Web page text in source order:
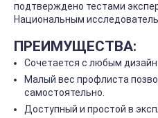
подтверждено тестами
Национальным
ПРЕИМУЩЕСТВА:
Сочетается с любым
Малый вес профлиста
самостоятельно.
Доступный и простой в